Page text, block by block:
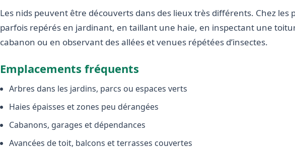
Les nids peuvent être découverts dans des lieux très différents. Chez les
parfois repérés en jardinant, en taillant une haie, en inspectant une
cabanon ou en observant des allées et venues répétées d’insectes.
Emplacements fréquents
Arbres dans les jardins, parcs ou espaces verts
Haies épaisses et zones peu dérangées
Cabanons, garages et dépendances
Avancées de toit, balcons et terrasses couvertes